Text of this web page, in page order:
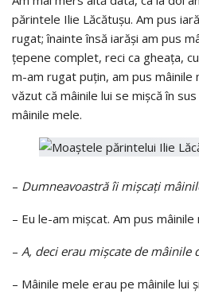
părintele Ilie Lăcătuşu. Am pus
rugat; înainte însă iarăşi am pus
ţepene complet, reci ca gheaţa,
m-am rugat puţin, am pus mâinile
văzut că mâinile lui se mişcă în
mâinile mele.
– Dumneavoastră îi mişcaţi
– Eu le-am mişcat. Am pus
– A, deci erau mişcate de mâinile
– Mâinile mele erau pe mâinile lui